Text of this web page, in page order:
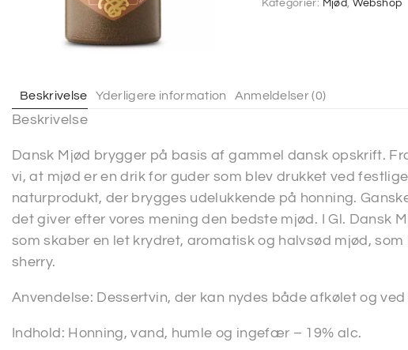
Kategorier: Mjød, Webshop
Beskrivelse Yderligere information Anmeldelser (0)
Beskrivelse
Dansk Mjød brygger på basis af gammel dansk opskrift.
vi, at mjød er en drik for guder som blev drukket ved
naturprodukt, der brygges udelukkende på honning.
det giver efter vores mening den bedste mjød. I Gl. Dansk
som skaber en let krydret, aromatisk og halvsød mjød,
sherry.
Anvendelse: Dessertvin, der kan nydes både afkølet og
Indhold: Honning, vand, humle og ingefær – 19% alc.